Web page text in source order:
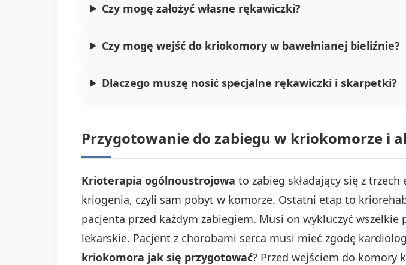
Czy mogę założyć własne rękawiczki?
Czy mogę wejść do kriokomory w bawełnianej bieliźnie?
Dlaczego muszę nosić specjalne rękawiczki i skarpetki?
Przygotowanie do zabiegu w kriokomorze i
Krioterapia ogólnoustrojowa to zabieg składający się z
kriogenia, czyli sam pobyt w komorze. Ostatni etap to
pacjenta przed każdym zabiegiem. Musi on wykluczyć
lekarskie. Pacjent z chorobami serca musi mieć zgodę
kriokomora jak się przygotować? Przed wejściem do komory